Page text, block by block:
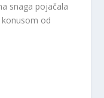
snaga pojačala
konusom od